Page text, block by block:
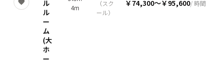
ル
ル
ー
ム
(大
ホ
ー
4m
（スク
ール）
￥74,300〜￥95,600/ 時間